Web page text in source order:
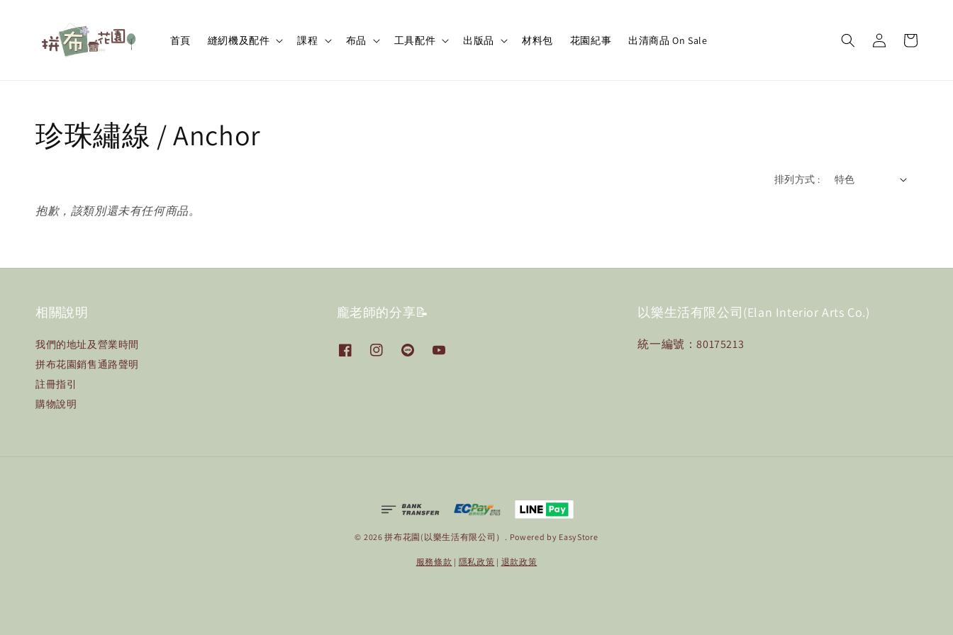
首頁 縫紉機及配件 課程 布品 工具配件 出版品 材料包 花園紀事 出清商品 On Sale
珍珠繡線 / Anchor
排列方式 :
抱歉，該類別還未有任何商品。
相關說明
我們的地址及營業時間
拼布花園銷售通路聲明
註冊指引
購物說明
龐老師的分享📝 以樂生活有限公司(Elan Interior Arts Co.)
統一編號：80175213
© 2026 拼布花園(以樂生活有限公司）. Powered by EasyStore
服務條款 | 隱私政策 | 退款政策